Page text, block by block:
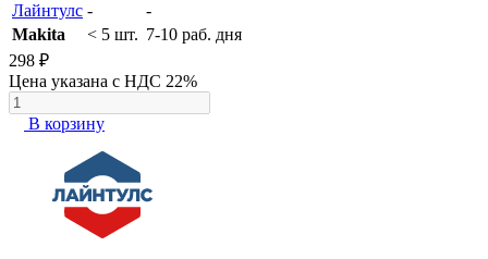
Лайнтулс -
-
Makita
< 5 шт. 7-10 раб. дня
298 ₽
Цена указана с НДС 22%
В корзину